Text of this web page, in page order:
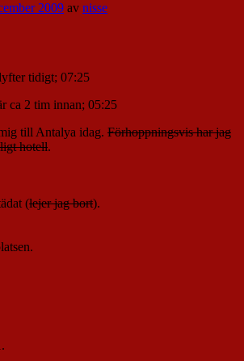
2009 av nisse
tidigt; 07:25
ca 2 tim innan; 05:25
till Antalya idag. Förhoppningsvis har jag
hotell.
(lejer jag bort).